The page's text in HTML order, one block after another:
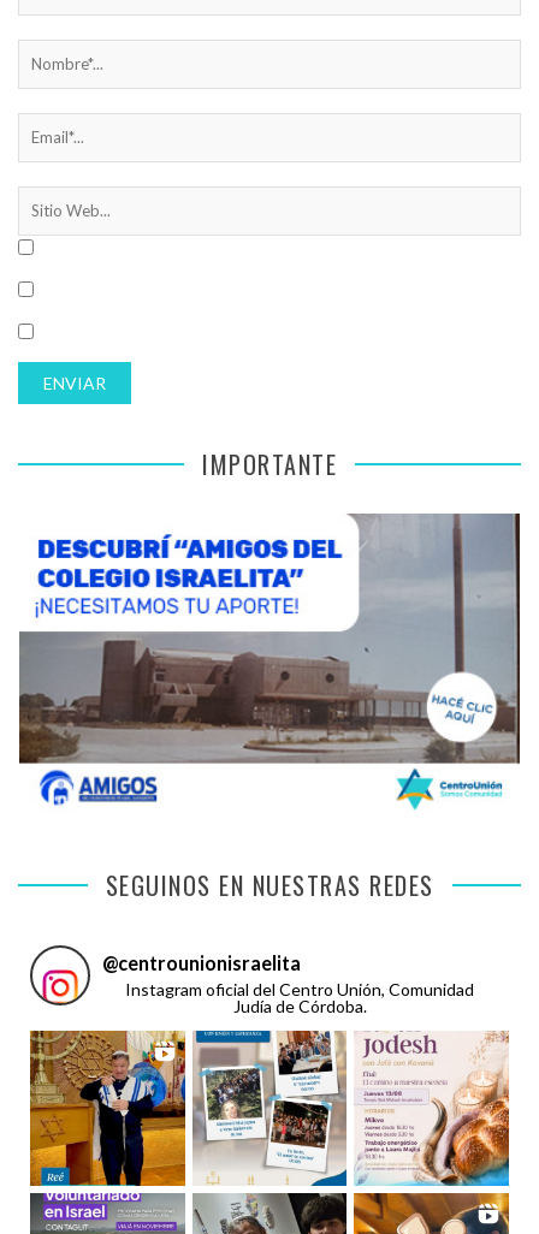
IMPORTANTE
SEGUINOS EN NUESTRAS REDES
@centrounionisraelita
Instagram oficial del Centro Unión, Comunidad
Judía de Córdoba.